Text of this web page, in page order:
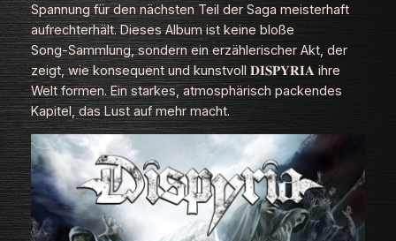
Spannung für den nächsten Teil der Saga meisterhaft
aufrechterhält. Dieses Album ist keine bloße
Song‑Sammlung, sondern ein erzählerischer Akt, der
zeigt, wie konsequent und kunstvoll 𝐃𝐈𝐒𝐏𝐘𝐑𝐈𝐀 ihre
Welt formen. Ein starkes, atmosphärisch packendes
Kapitel, das Lust auf mehr macht.